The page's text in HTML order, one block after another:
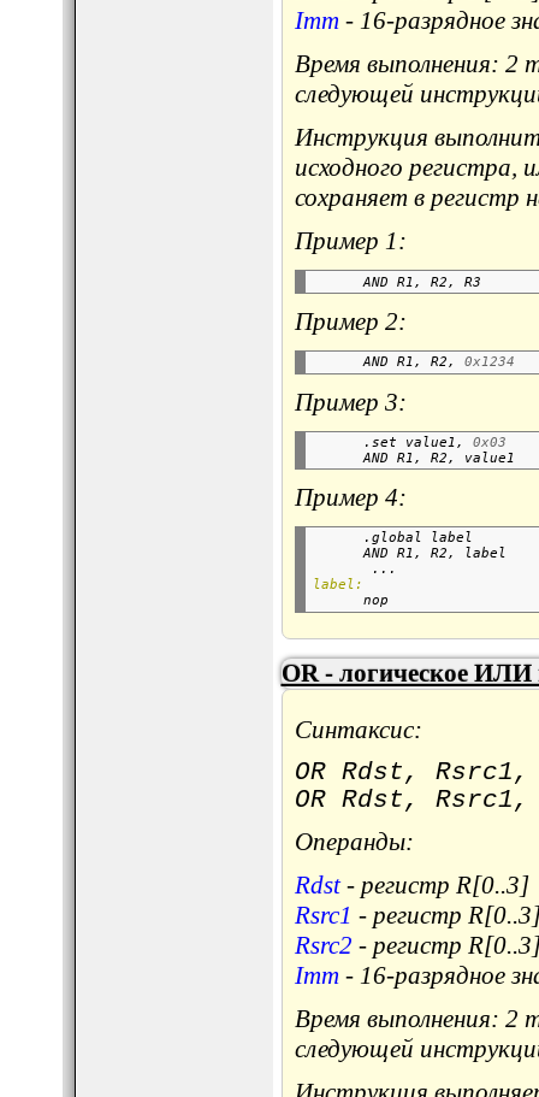
Imm- 16-разрядное
Время выполнения: 2
следующей
Инструкция выполнит
исходного регистра,
сохраняет в регистр
Пример 1:
AND R1, R2,
Пример 2:
      AND R1, R2,
0x1234
Пример 3:
      .set value1,
0x03
AND R1, R2,
Пример 4:
.global
AND R1, R2,
       ...
label:
OR - логическое ИЛИ
Синтаксис:
OR Rdst, Rsrc1,
OR Rdst, Rsrc1,
Операнды:
Rdst- регистр R[0..3]
Rsrc1 - регистр
Rsrc2 - регистр
Imm - 16-разрядное
Время выполнения: 2
следующей